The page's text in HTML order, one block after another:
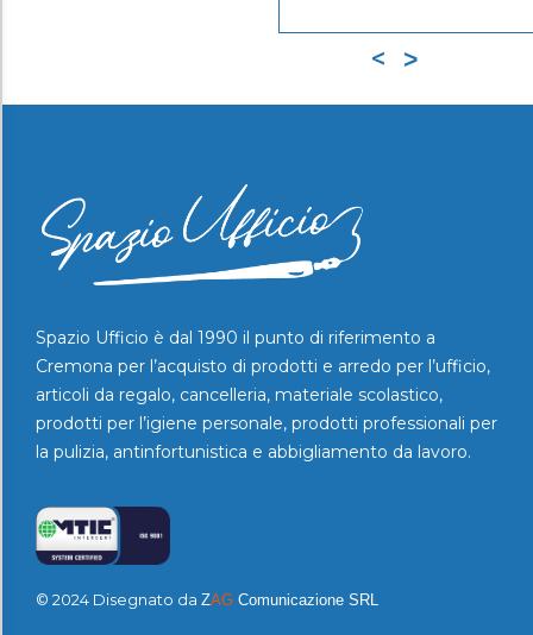
< >
Spazio Ufficio è dal 1990 il punto di riferimento a
Cremona per l’acquisto di prodotti e arredo per l’ufficio,
articoli da regalo, cancelleria, materiale scolastico,
prodotti per l’igiene personale, prodotti professionali per
la pulizia, antinfortunistica e abbigliamento da lavoro.
© 2024 Disegnato da ZAG Comunicazione SRL